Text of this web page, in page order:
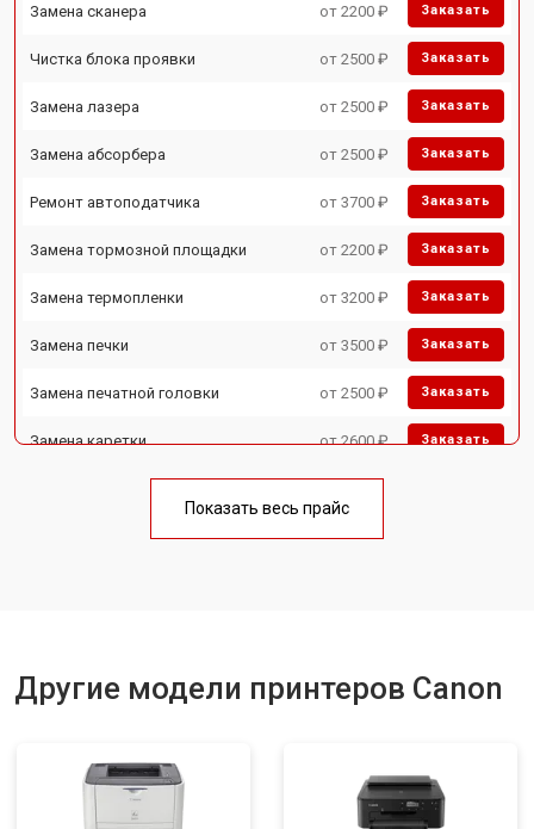
Замена сканера от 2200 ₽ Заказать
Чистка блока проявки от 2500 ₽ Заказать
Замена лазера от 2500 ₽ Заказать
Замена абсорбера от 2500 ₽ Заказать
Ремонт автоподатчика от 3700 ₽ Заказать
Замена тормозной площадки от 2200 ₽ Заказать
Замена термопленки от 3200 ₽ Заказать
Замена печки от 3500 ₽ Заказать
Замена печатной головки от 2500 ₽ Заказать
Замена каретки от 2600 ₽ Заказать
Замена блока питания от 2300 ₽
Показать весь прайс
Другие модели принтеров Canon